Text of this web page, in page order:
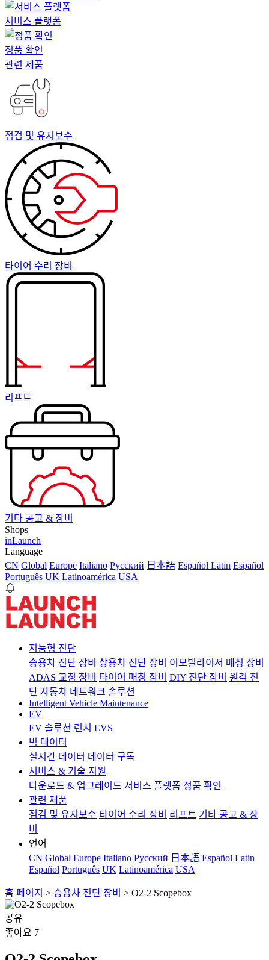
서비스 플랫폼
정품 확인
관련 제품
점검 및 유지보수
타이어 수리 장비
리프트
기타 공고 & 장비
Shops
inLaunch
Language
CN Global Europe Italiano Pусский 日本語 Español Latin Español
Português UK Latinoamérica USA
지능형 진단
승용차 진단 장비
상용차 진단 장비
이모빌라이저 매칭 장비
ADAS 교정 장비
타이어 매칭 장비 DIY 진단 장비 원격 진
단 자동차 네트워크 솔루션
Intelligent Vehicle Maintenance
EV
EV 솔루션 런치 EVS
빅 데이터
실시간 데이터 데이터 구독
서비스 & 기술 지원
다운로드 & 업그레이드 서비스 플랫폼 정품 확인
관련 제품
점검 및 유지보수 타이어 수리 장비 리프트 기타 공고 & 장
비
언어
CN Global Europe Italiano Pусский 日本語 Español Latin
Español Português UK Latinoamérica USA
홈 페이지 > 승용차 진단 장비 > O2-2 Scopebox
공유
좋아요 7